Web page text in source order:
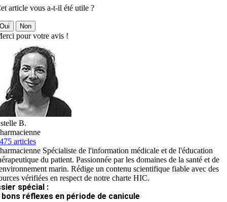
article vous a-t-il été utile ?
Non
pour votre avis !
B.
articles
Spécialiste de l'information médicale et de l'éducation
du patient. Passionnée par les domaines de la santé et de
marin. Rédige un contenu scientifique fiable avec des
vérifiées en respect de notre charte HIC.
spécial :
bons réflexes en période de canicule